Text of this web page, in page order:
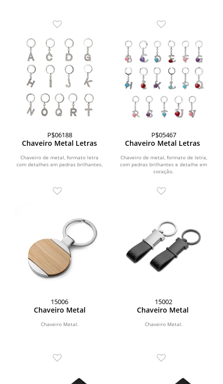
P$06188
Chaveiro Metal Letras
Chaveiro de metal, formato letra
com detalhes em pedras brilhantes.
P$05467
Chaveiro Metal Letras
Chaveiro de metal, formato de letra,
com pedras brilhantes e detalhe em
coração.
15006
Chaveiro Metal
Chaveiro Metal.
15002
Chaveiro Metal
Chaveiro Metal.